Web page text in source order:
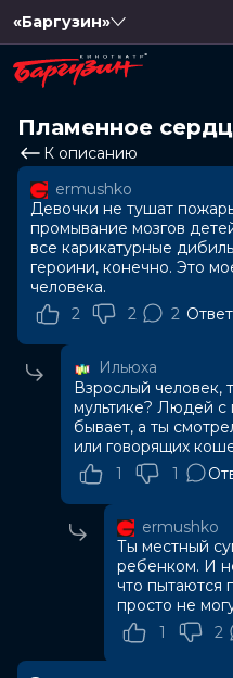
«Баргузин»
Пламенное
К описанию
ermushko
Девочки не тушат
промывание мозгов
все карикатурные
героини, конечно. Это
человека.
2
2 2
Ильюха
Взрослый человек,
мультике? Людей с
бывает, а ты
или говорящих
1
1
ermushko
Ты местный
ребенком. И
что пытаются
просто не
1
2